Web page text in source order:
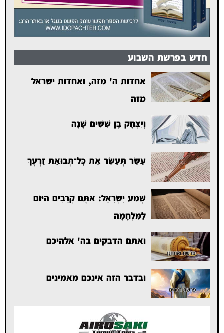
חדש בפרשת השבוע
אחדות ה' מזה, ואחדות ישראל
מזה
וְיִצְחָק בֶּן שִׁשִּׁים שָׁנָה
עַשֵּׂר תְּעַשֵּׂר אֵת כׇּל־תְּבוּאַת זַרְעֶךָ
שְׁמַע יִשְׂרָאֵל: אַתֶּם קְרֵבִים הַיּוֹם
לַמִּלְחָמָה
ואתם הדבקים בה' אלהיכם
ובדבר הזה אינכם מאמינים